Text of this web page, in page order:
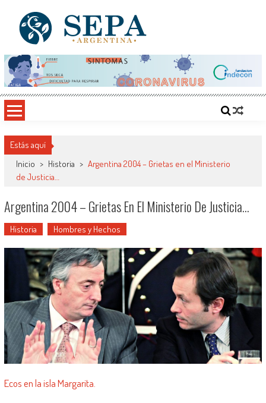
contenido
SEPA Argentina
Sitio del Conocimiento, Cultura y Arte
Estás aquí
Inicio > Historia > Argentina 2004 – Grietas en el Ministerio
de Justicia…
Argentina 2004 – Grietas En El Ministerio De Justicia…
Historia Hombres y Hechos
Ecos en la isla Margarita.